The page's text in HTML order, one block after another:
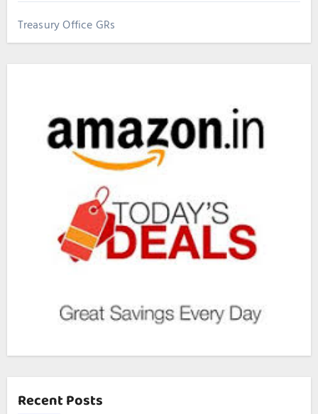
Treasury Office GRs
Recent Posts